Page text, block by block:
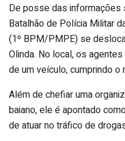
De posse das informações
Batalhão de Polícia Militar
(1º BPM/PMPE) se
Olinda. No local, os
de um veículo, cumprindo
Além de chefiar uma
baiano, ele é apontado
de atuar no tráfico de